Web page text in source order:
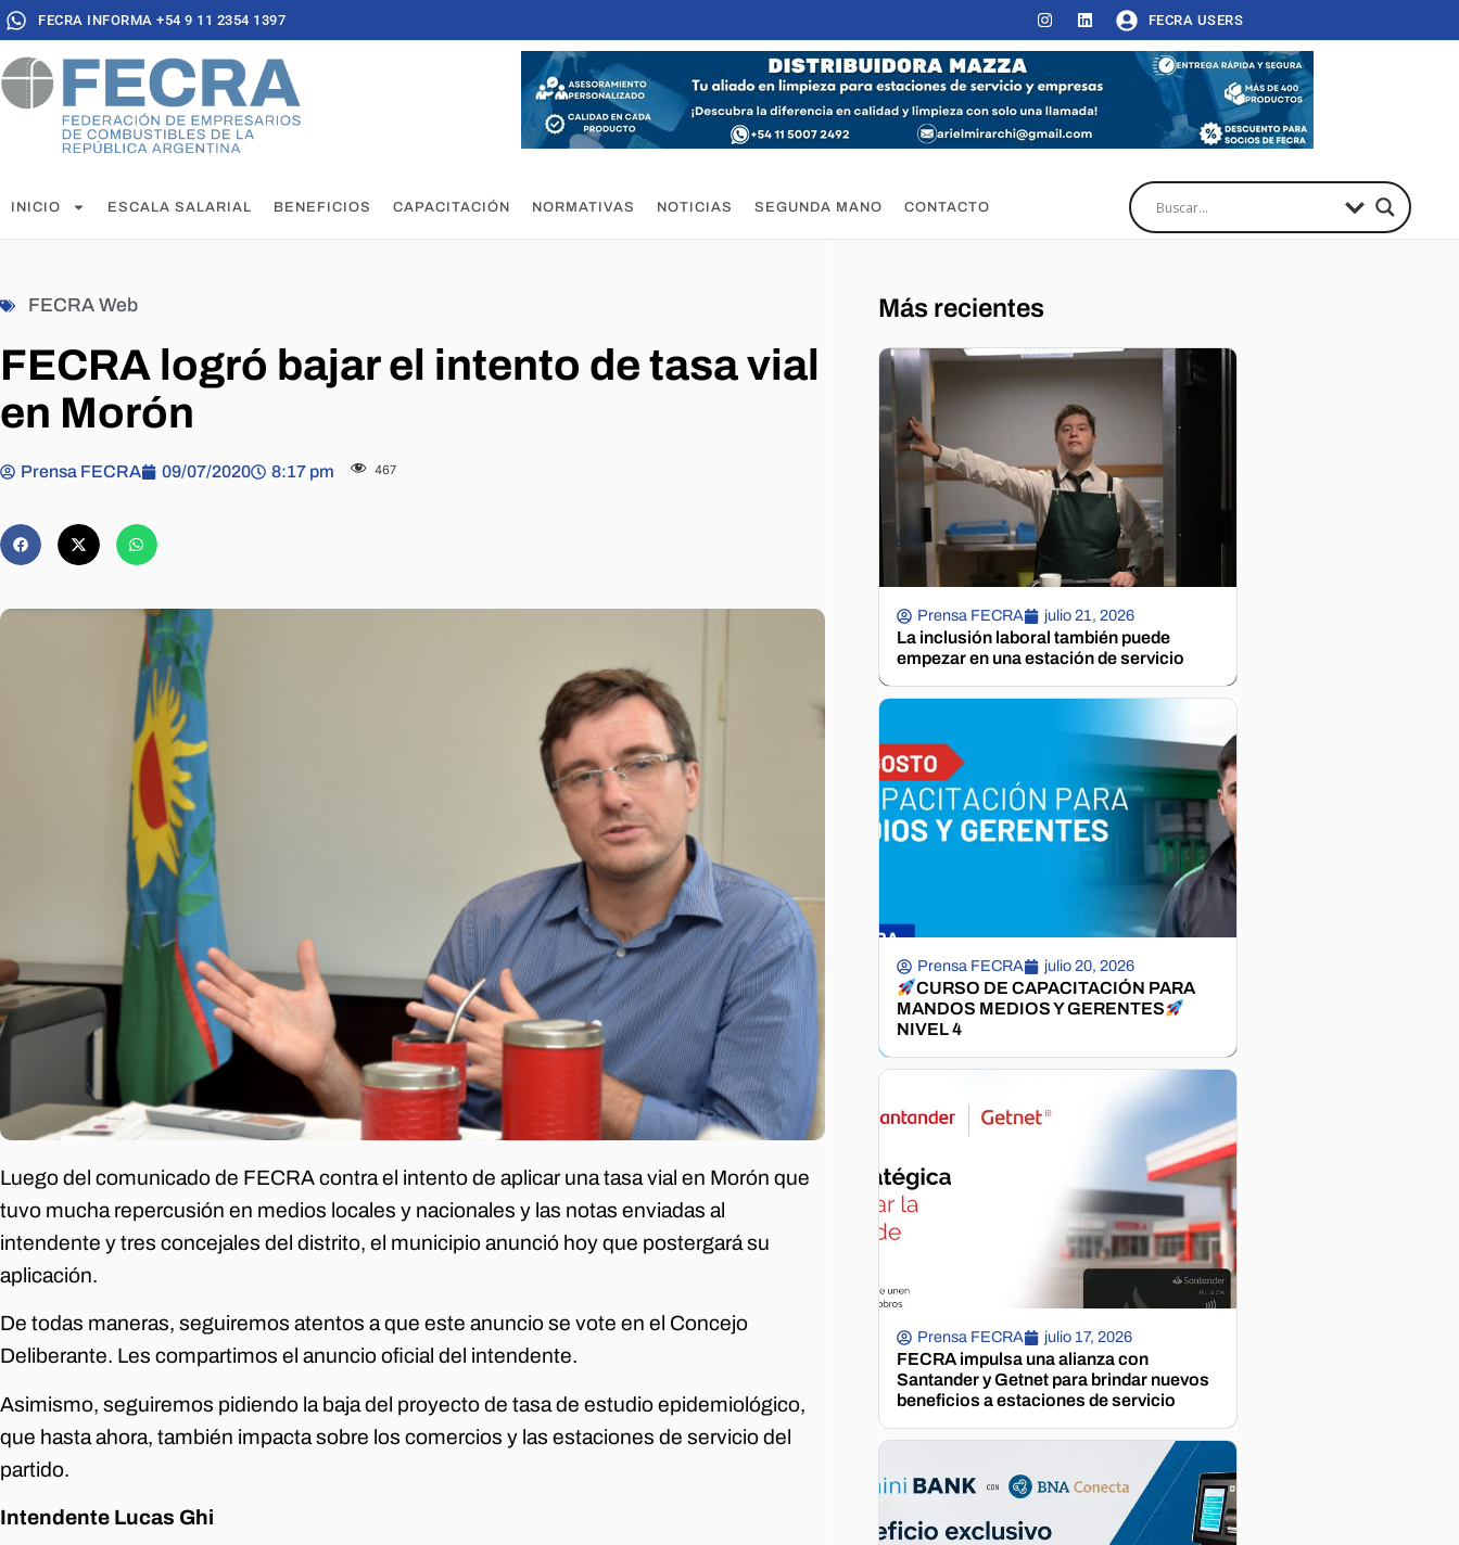
FECRA INFORMA +54 9 11 2354 1397 FECRA USERS
INICIO ESCALA SALARIAL BENEFICIOS CAPACITACIÓN NORMATIVAS NOTICIAS SEGUNDA MANO CONTACTO
FECRA Web
FECRA logró bajar el intento de tasa vial
en Morón
Prensa FECRA 09/07/2020 8:17 pm 467
Luego del comunicado de FECRA contra el intento de aplicar una tasa vial en Morón que
tuvo mucha repercusión en medios locales y nacionales y las notas enviadas al
intendente y tres concejales del distrito, el municipio anunció hoy que postergará su
aplicación.
De todas maneras, seguiremos atentos a que este anuncio se vote en el Concejo
Deliberante. Les compartimos el anuncio oficial del intendente.
Asimismo, seguiremos pidiendo la baja del proyecto de tasa de estudio epidemiológico,
que hasta ahora, también impacta sobre los comercios y las estaciones de servicio del
partido.
Intendente Lucas Ghi
Más recientes
Prensa FECRA julio 21, 2026
La inclusión laboral también puede
empezar en una estación de servicio
Prensa FECRA julio 20, 2026
CURSO DE CAPACITACIÓN PARA
MANDOS MEDIOS Y GERENTES
NIVEL 4
Prensa FECRA julio 17, 2026
FECRA impulsa una alianza con
Santander y Getnet para brindar nuevos
beneficios a estaciones de servicio